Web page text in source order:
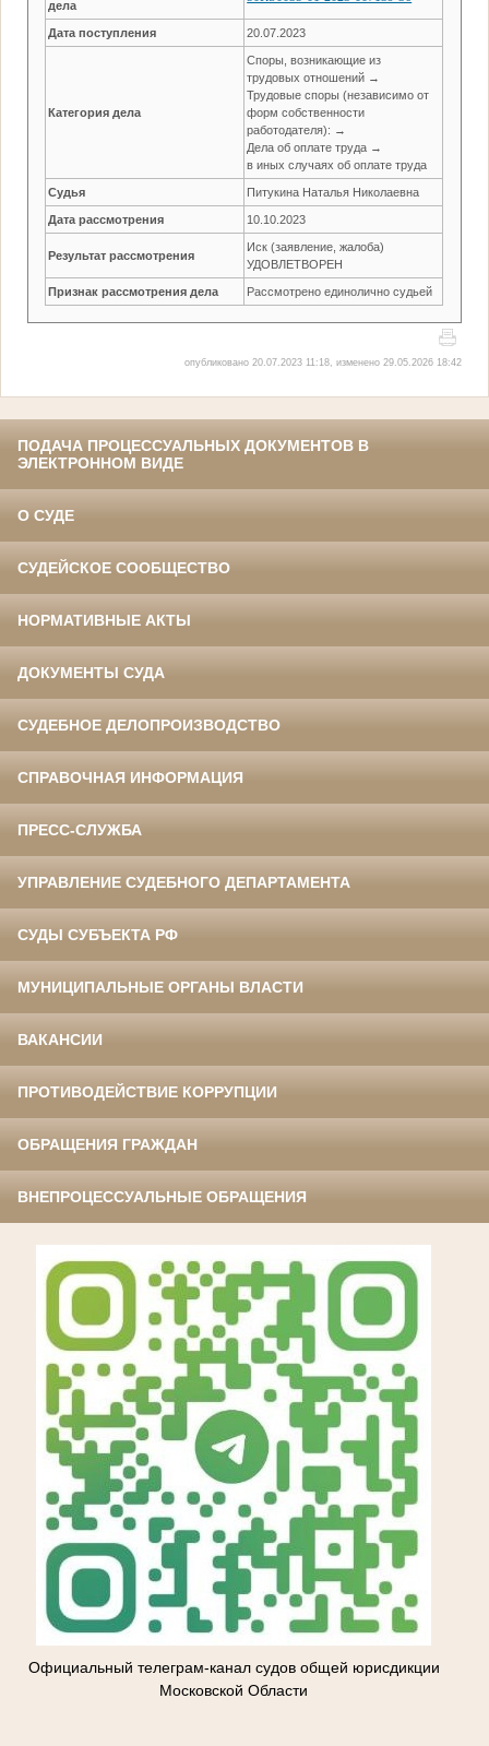
дела
Дата поступления 20.07.2023
Категория дела
Споры, возникающие из
трудовых отношений →
Трудовые споры (независимо от
форм собственности
работодателя): →
Дела об оплате труда →
в иных случаях об оплате труда
Судья Питукина Наталья Николаевна
Дата рассмотрения 10.10.2023
Результат рассмотрения
Иск (заявление, жалоба)
УДОВЛЕТВОРЕН
Признак рассмотрения дела Рассмотрено единолично судьей
опубликовано 20.07.2023 11:18, изменено 29.05.2026 18:42
ПОДАЧА ПРОЦЕССУАЛЬНЫХ ДОКУМЕНТОВ В
ЭЛЕКТРОННОМ ВИДЕ
О СУДЕ
СУДЕЙСКОЕ СООБЩЕСТВО
НОРМАТИВНЫЕ АКТЫ
ДОКУМЕНТЫ СУДА
СУДЕБНОЕ ДЕЛОПРОИЗВОДСТВО
СПРАВОЧНАЯ ИНФОРМАЦИЯ
ПРЕСС-СЛУЖБА
УПРАВЛЕНИЕ СУДЕБНОГО ДЕПАРТАМЕНТА
СУДЫ СУБЪЕКТА РФ
МУНИЦИПАЛЬНЫЕ ОРГАНЫ ВЛАСТИ
ВАКАНСИИ
ПРОТИВОДЕЙСТВИЕ КОРРУПЦИИ
ОБРАЩЕНИЯ ГРАЖДАН
ВНЕПРОЦЕССУАЛЬНЫЕ ОБРАЩЕНИЯ
Официальный телеграм-канал судов общей юрисдикции
Московской Области